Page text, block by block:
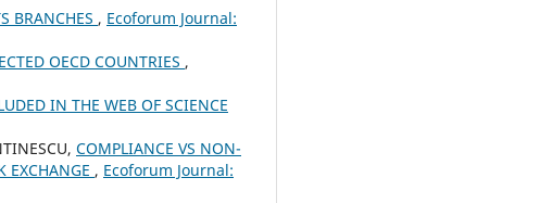
BRANCHES , Ecoforum Journal:
OECD COUNTRIES ,
IN THE WEB OF SCIENCE
COMPLIANCE VS NON-
EXCHANGE , Ecoforum Journal: